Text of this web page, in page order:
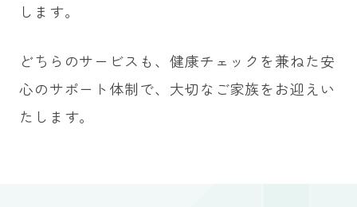
します。
どちらのサービスも、健康チェックを兼ねた安
心のサポート体制で、大切なご家族をお迎えい
たします。